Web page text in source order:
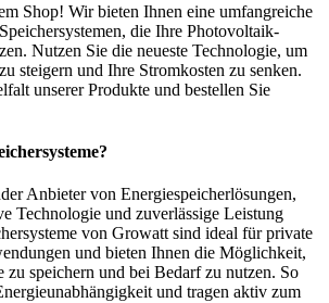
Shop! Wir bieten Ihnen eine umfangreiche
die Ihre Photovoltaik-
Nutzen Sie die neueste Technologie, um
steigern und Ihre Stromkosten zu senken.
unserer Produkte und bestellen Sie
Anbieter von Energiespeicherlösungen,
Technologie und zuverlässige Leistung
von Growatt sind ideal für private
und bieten Ihnen die Möglichkeit,
zu speichern und bei Bedarf zu nutzen. So
und tragen aktiv zum